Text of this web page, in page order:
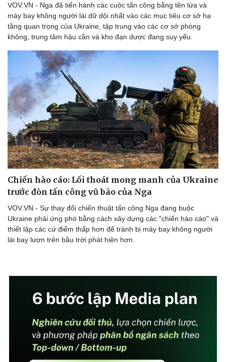
Doanh nghiệp
Công nghệ
VOV.VN - Nga đã tiến hành các cuộc tấn công bằng tên lửa và
máy bay không người lái dữ dội nhất vào các mục tiêu cơ sở hạ
tầng quan trọng của Ukraine, tập trung vào các cơ sở phòng
không, trung tâm hậu cần và kho đạn dược đang suy yếu.
Chiến hào cáo: Lối thoát mong manh của Ukraine
trước đòn tấn công vũ bão của Nga
VOV.VN - Sự thay đổi chiến thuật tấn công Nga đang buộc
Ukraine phải ứng phó bằng cách xây dựng các "chiến hào cáo" và
thiết lập các cứ điểm thấp hơn để tránh bị máy bay không người
lái bay lượn trên bầu trời phát hiện hơn.